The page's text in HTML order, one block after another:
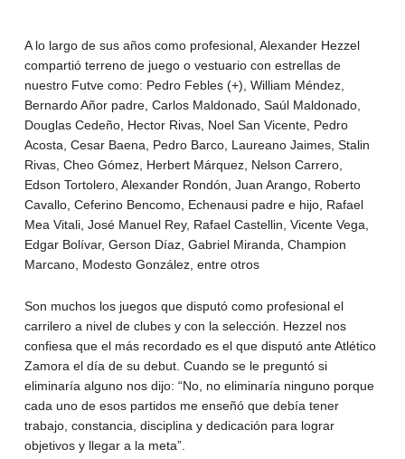
A lo largo de sus años como profesional, Alexander Hezzel
compartió terreno de juego o vestuario con estrellas de
nuestro Futve como: Pedro Febles (+), William Méndez,
Bernardo Añor padre, Carlos Maldonado, Saúl Maldonado,
Douglas Cedeño, Hector Rivas, Noel San Vicente, Pedro
Acosta, Cesar Baena, Pedro Barco, Laureano Jaimes, Stalin
Rivas, Cheo Gómez, Herbert Márquez, Nelson Carrero,
Edson Tortolero, Alexander Rondón, Juan Arango, Roberto
Cavallo, Ceferino Bencomo, Echenausi padre e hijo, Rafael
Mea Vitali, José Manuel Rey, Rafael Castellin, Vicente Vega,
Edgar Bolívar, Gerson Díaz, Gabriel Miranda, Champion
Marcano, Modesto González, entre otros
Son muchos los juegos que disputó como profesional el
carrilero a nivel de clubes y con la selección. Hezzel nos
confiesa que el más recordado es el que disputó ante Atlético
Zamora el día de su debut. Cuando se le preguntó si
eliminaría alguno nos dijo: “No, no eliminaría ninguno porque
cada uno de esos partidos me enseñó que debía tener
trabajo, constancia, disciplina y dedicación para lograr
objetivos y llegar a la meta”.